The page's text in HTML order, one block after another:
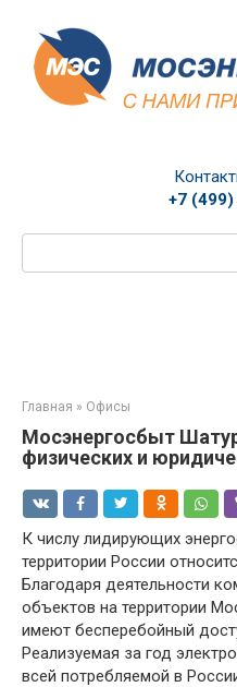
контенту
+7
Поиск:
Главная » Офисы
Мосэнергосбыт
физических и
К числу лидирующих
территории России
Благодаря деятельности
объектов на территории
имеют бесперебойный
Реализуемая за год
всей потребляемой в